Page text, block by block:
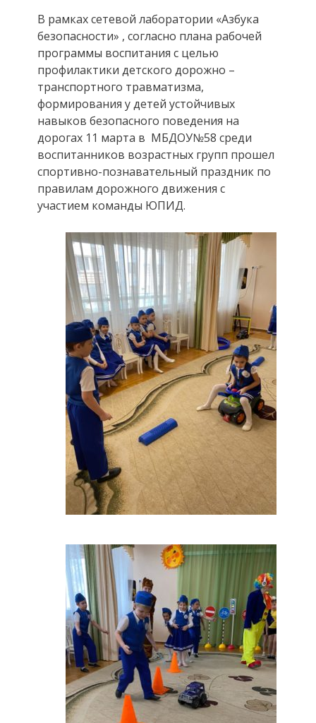
В рамках сетевой лаборатории «Азбука
безопасности» , согласно плана рабочей
программы воспитания с целью
профилактики детского дорожно –
транспортного травматизма,
формирования у детей устойчивых
навыков безопасного поведения на
дорогах 11 марта в МБДОУ№58 среди
воспитанников возрастных групп прошел
спортивно-познавательный праздник по
правилам дорожного движения с
участием команды ЮПИД.